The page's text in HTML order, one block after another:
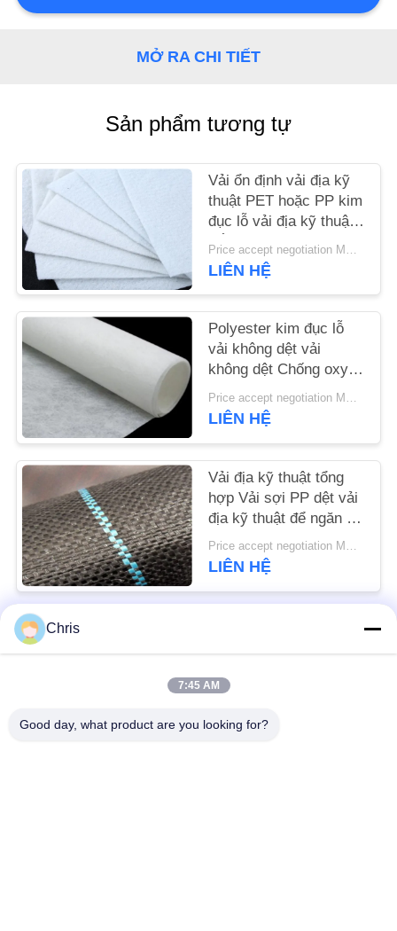
TIN
TỨC
YÊU
CẦU
BÁO
GIÁ
ĐỒ
TRANG
WEB
PRIVACY
POLICY
MỞ RA CHI TIẾT
Sản phẩm tương tự
Vải ổn định vải địa kỹ
thuật PET hoặc PP kim
đục lỗ vải địa kỹ thuật
trắng chống lão hóa
Price accept negotiation MOQ:1sqm
LIÊN HỆ
Polyester kim đục lỗ
vải không dệt vải
không dệt Chống oxy
hóa
Price accept negotiation MOQ:100m2
LIÊN HỆ
Vải địa kỹ thuật tổng
hợp Vải sợi PP dệt vải
địa kỹ thuật để ngăn cỏ
mọc
Price accept negotiation MOQ:1000 m2
LIÊN HỆ
Danh mục phổ biến
Chris
7:45 AM
Good day, what product are you looking for?